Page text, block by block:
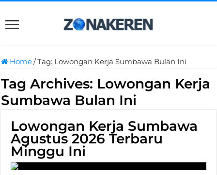
Home/Tag: Lowongan Kerja Sumbawa Bulan Ini
Tag Archives: Lowongan Kerja
Sumbawa Bulan Ini
Lowongan Kerja Sumbawa
Agustus 2026 Terbaru
Minggu Ini